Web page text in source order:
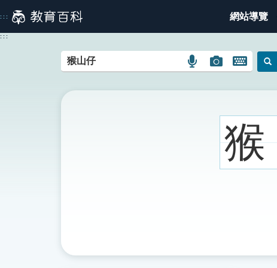
到
主
::: 網站導覽
:::
語
搜
圖
搜
圖
開
鍵
圖
示
猴